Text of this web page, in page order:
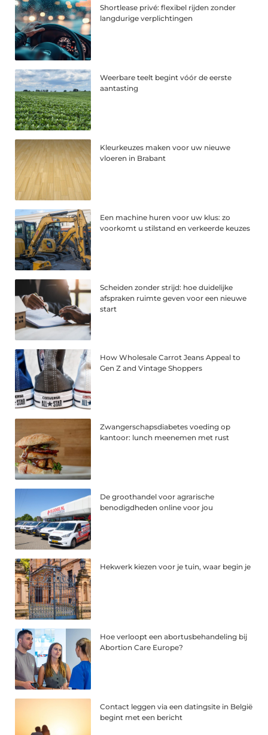
Shortlease privé: flexibel rijden zonder
langdurige verplichtingen
Weerbare teelt begint vóór de eerste
aantasting
Kleurkeuzes maken voor uw nieuwe
vloeren in Brabant
Een machine huren voor uw klus: zo
voorkomt u stilstand en verkeerde keuzes
Scheiden zonder strijd: hoe duidelijke
afspraken ruimte geven voor een nieuwe
start
How Wholesale Carrot Jeans Appeal to
Gen Z and Vintage Shoppers
Zwangerschapsdiabetes voeding op
kantoor: lunch meenemen met rust
De groothandel voor agrarische
benodigdheden online voor jou
Hekwerk kiezen voor je tuin, waar begin je
Hoe verloopt een abortusbehandeling bij
Abortion Care Europe?
Contact leggen via een datingsite in België
begint met een bericht